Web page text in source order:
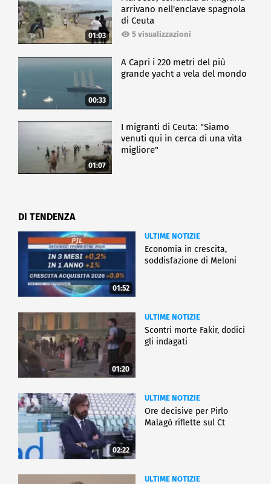
01:03
arrivano nell'enclave spagnola
di Ceuta
5 visualizzazioni
00:33
A Capri i 220 metri del più
grande yacht a vela del mondo
01:07
I migranti di Ceuta: "Siamo
venuti qui in cerca di una vita
migliore"
DI TENDENZA
01:52
ULTIME NOTIZIE
Economia in crescita,
soddisfazione di Meloni
01:20
ULTIME NOTIZIE
Scontri morte Fakir, dodici
gli indagati
02:22
ULTIME NOTIZIE
Ore decisive per Pirlo
Malagò riflette sul Ct
ULTIME NOTIZIE